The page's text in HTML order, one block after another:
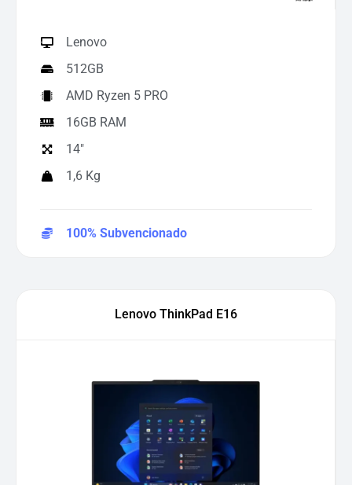
Lenovo
512GB
AMD Ryzen 5 PRO
16GB RAM
14"
1,6 Kg
100% Subvencionado
Lenovo ThinkPad E16